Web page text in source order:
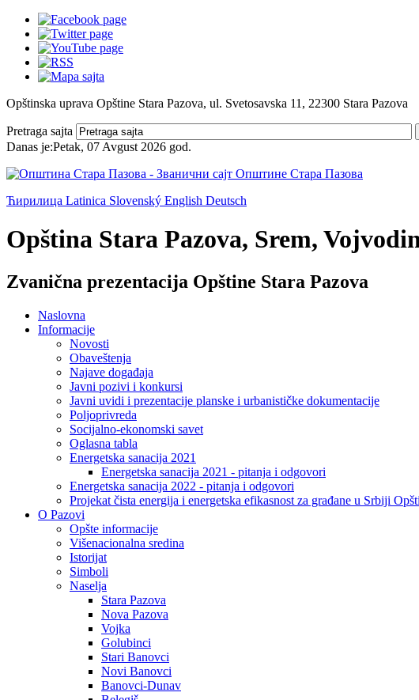
Opštinska uprava Opštine Stara Pazova, ul. Svetosavska 11, 22300 Stara Pazova
Pretraga sajta
Danas je:Petak, 07 Avgust 2026 god.
Ћирилица Latinica Slovenský English Deutsch
Opština Stara Pazova, Srem,
Zvanična prezentacija Opštine Stara Pazova
Naslovna
Informacije
Novosti
Obaveštenja
Najave događaja
Javni pozivi i konkursi
Javni uvidi i prezentacije planske i urbanističke dokumentacije
Poljoprivreda
Socijalno-ekonomski savet
Oglasna tabla
Energetska sanacija 2021
Energetska sanacija 2021 - pitanja i odgovori
Energetska sanacija 2022 - pitanja i odgovori
Projekat čista energija i energetska efikasnost za građane u Srbiji
O Pazovi
Opšte informacije
Višenacionalna sredina
Istorijat
Simboli
Naselja
Stara Pazova
Nova Pazova
Vojka
Golubinci
Stari Banovci
Novi Banovci
Banovci-Dunav